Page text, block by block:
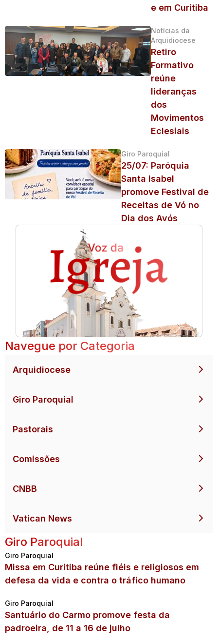
e em Curitiba
Notícias da
Arquidiocese
Retiro
Formativo
reúne
lideranças
dos
Movimentos
Eclesiais
Giro Paroquial
25/07: Paróquia
Santa Isabel
promove Festival de
Receitas de Vó no
Dia dos Avós
Navegue por Categoria
Arquidiocese
Giro Paroquial
Pastorais
Comissões
CNBB
Vatican News
Giro Paroquial
Giro Paroquial
Missa em Curitiba reúne fiéis e religiosos em
defesa da vida e contra o tráfico humano
Giro Paroquial
Santuário do Carmo promove festa da
padroeira, de 11 a 16 de julho